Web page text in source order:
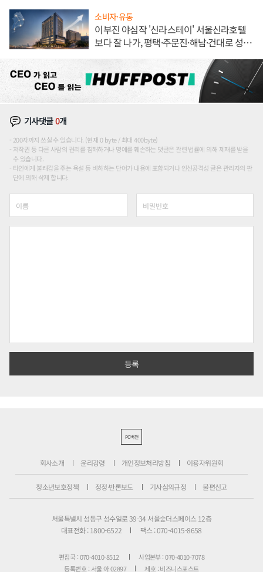
소비자·유통
이부진 야심작 '신라스테이' 서울신라호텔
보다 잘 나가, 평택·주문진·해남·건대로 성
기사댓글0개
200자까지 쓰실 수 있습니다. (현재 0 byte / 최대 400byte)
저작권 등 다른 사람의 권리를 침해하거나 명예를 훼손하는 댓글은 관련 법률에 의해 제재를 받을
수 있습니다.
타인에게 불쾌감을 주는 욕설 등 비하하는 단어가 내용에 포함되거나 인신공격성 글은 관리자의 판
단에 의해 삭제 합니다.
PC버전
회사소개 윤리강령 개인정보처리방침 이용자위원회
청소년보호정책 정정·반론보도 기사심의규정 불편신고
서울특별시 성동구 성수일로 39-34 서울숲더스페이스 12층
대표전화 : 1800-6522
팩스 : 070-4015-8658
편집국 : 070-4010-8512
사업본부 : 070-4010-7078
등록번호 : 서울 아 02897
제호 : 비즈니스포스트